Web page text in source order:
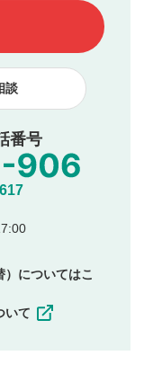
ツへの掲載をもっ
ださい。
内容は、掲載を
容の投稿
稿
特定できる情報の
広告・宣伝を目
他の知的財産
稿
・削除はできま
談
番号
）についてはこ
いて